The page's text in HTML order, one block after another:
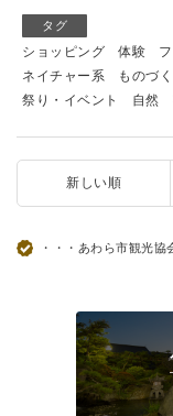
タグ
ショッピング 体験
ネイチャー系
ものづ
祭り・イベント
自然
新しい順
・・・あわら市観光協